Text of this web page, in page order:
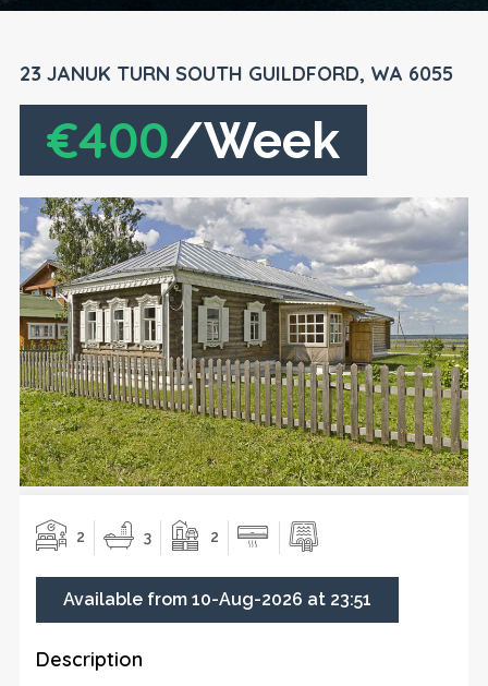
23 JANUK TURN SOUTH GUILDFORD, WA 6055
€400/Week
2 3 2
Available from 10-Aug-2026 at 23:51
Description